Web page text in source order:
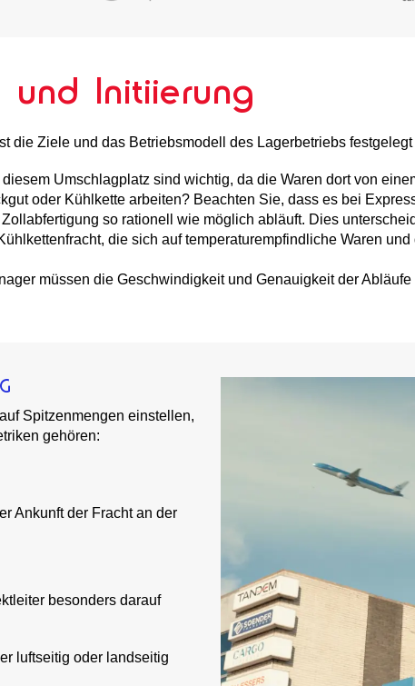
und Initiierung
die Ziele und das Betriebsmodell des Lagerbetriebs
Umschlagplatz sind wichtig, da die Waren dort von
oder Kühlkette arbeiten? Beachten Sie, dass es bei
so rationell wie möglich abläuft. Dies
die sich auf temperaturempfindliche Waren
müssen die Geschwindigkeit und Genauigkeit der
Spitzenmengen einstellen,
gehören:
Ankunft der Fracht an der
besonders darauf
luftseitig oder landseitig